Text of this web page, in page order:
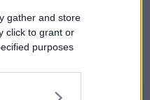
gather and store
click to grant or
purposes